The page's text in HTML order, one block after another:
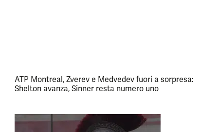
ATP Montreal, Zverev e Medvedev fuori a sorpresa:
Shelton avanza, Sinner resta numero uno